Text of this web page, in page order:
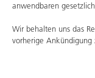
anwendbaren
Wir behalten uns das
vorherige Ankündigung